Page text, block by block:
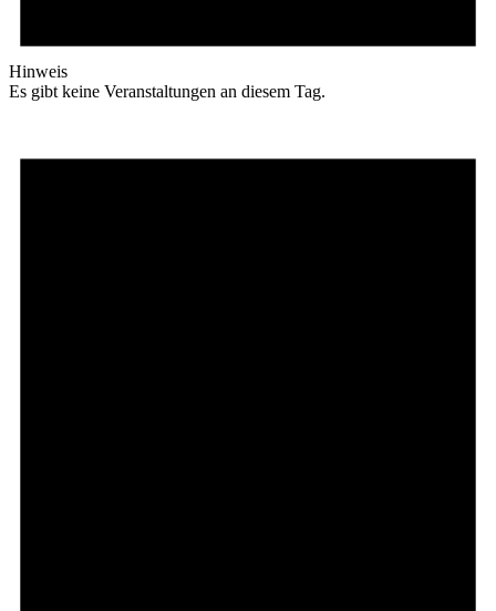
Hinweis
Es gibt keine Veranstaltungen an diesem Tag.